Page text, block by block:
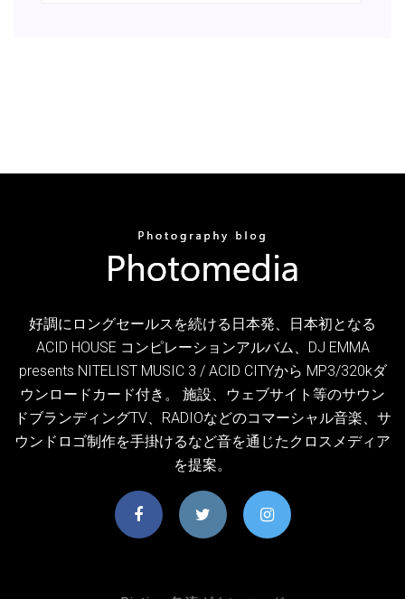
好調にロングセールスを続ける日本発、日本初となる
ACID HOUSE コンピレーションアルバム、DJ EMMA
presents NITELIST MUSIC 3 / ACID CITYから MP3/320kダ
ウンロードカード付き。 施設、ウェブサイト等のサウン
ドブランディングTV、RADIOなどのコマーシャル音楽、サ
ウンドロゴ制作を手掛けるなど音を通じたクロスメディア
を提案。